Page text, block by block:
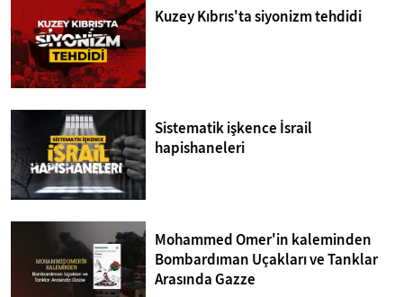
Kuzey Kıbrıs'ta siyonizm tehdidi
Sistematik işkence İsrail
hapishaneleri
Mohammed Omer'in kaleminden
Bombardıman Uçakları ve Tanklar
Arasında Gazze